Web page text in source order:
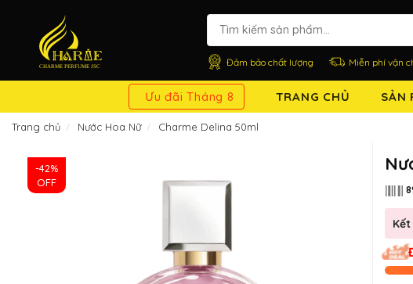
Đảm bảo chất lượng Miễn phí vận
Ưu đãi Tháng 8 TRANG CHỦ SẢN
Trang chủ Nước Hoa Nữ Charme Delina 50ml
-42%
OFF